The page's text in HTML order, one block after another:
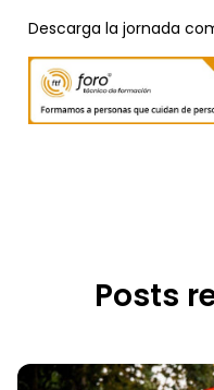
Descarga la jornada
Posts